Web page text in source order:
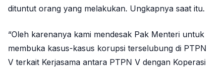
dituntut orang yang melakukan. Ungkapnya saat itu.
“Oleh karenanya kami mendesak Pak Menteri untuk
membuka kasus-kasus korupsi terselubung di PTPN
V terkait Kerjasama antara PTPN V dengan Koperasi